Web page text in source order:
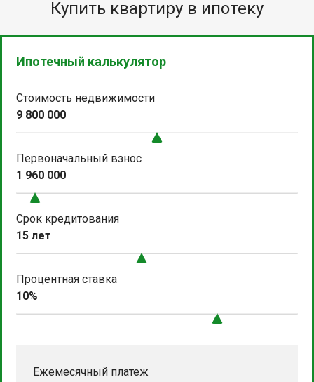
Купить квартиру в ипотеку
Ипотечный калькулятор
Стоимость недвижимости
9 800 000
Первоначальный взнос
1 960 000
Срок кредитования
15 лет
Процентная ставка
10%
Ежемесячный платеж